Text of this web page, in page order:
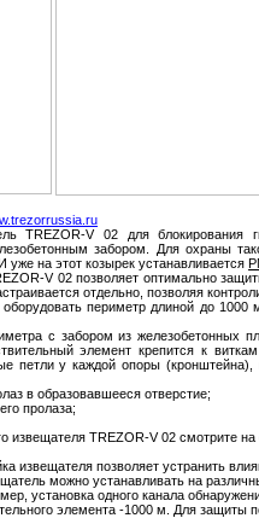
TREZOR-V 02 для
забором. Для охраны
на этот козырек устанавливается
V 02 позволяет оптимально
отдельно, позволяя
периметр длиной до 1000
с забором из железобетонных
элемент крепится к
петли у каждой опоры
в образовавшееся отверстие;
пролаза;
извещателя TREZOR-V 02 смотрите на
извещателя позволяет устранить
можно устанавливать на
установка одного канала
элемента -1000 м. Для защиты